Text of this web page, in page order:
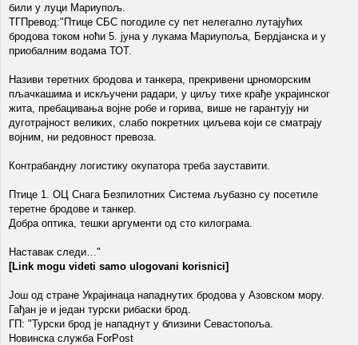
били у луци Мариупољ.
ТГПревод:"Птице СБС погодиле су пет нелегално лутајућих
бродова током ноћи 5. јуна у лукама Мариупоља, Бердјанска и у
приобалним водама ТОТ.
Називи теретних бродова и танкера, прекривени црноморским
пљачкашима и искључени радари, у циљу тихе крађе украјинског
жита, пребацивања војне робе и горива, више не гарантују ни
дуготрајност великих, слабо покретних циљева који се сматрају
војним, ни редовност превоза.
Контрабандну логистику окупатора треба зауставити.
Птице 1. ОЦ Снага Безпилотних Система љубазно су посетиле
теретне бродове и танкер.
Добра оптика, тешки аргументи од сто килограма.
Наставак следи…"
[Link mogu videti samo ulogovani korisnici]
Још од стране Украјинаца нападнутих бродова у Азовском мору.
Гађан је и један турски рибаски брод.
ГП: "Турски брод је нападнут у близини Севастопоља.
Новинска служба ForPost